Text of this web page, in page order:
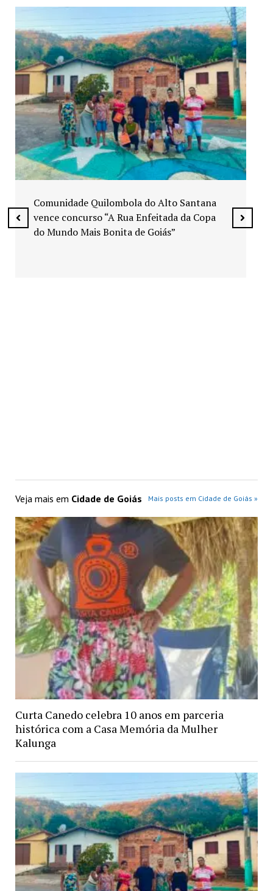
Exposição “Arte em Cores” leva pinturas a
espaços públicos de Senador Canedo
Veja mais em Cidade de Goiás Mais posts em Cidade de Goiás »
Curta Canedo celebra 10 anos em parceria
histórica com a Casa Memória da Mulher
Kalunga